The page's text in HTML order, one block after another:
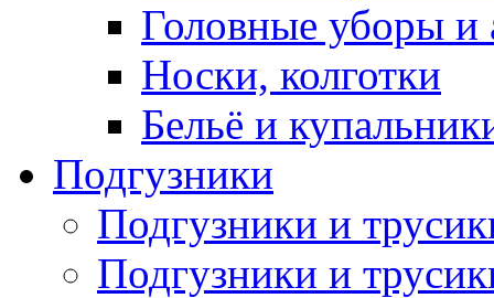
Головные уборы и
Носки, колготки
Бельё и
Подгузники
Подгузники и
Подгузники и